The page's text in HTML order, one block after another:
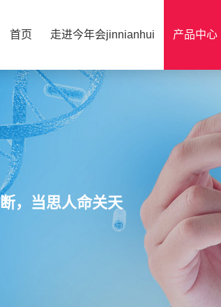
首页 走进今年会jinnianhui 产品中心
，当思人命关天